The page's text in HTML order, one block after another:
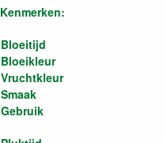
Kenmerken:
Bloeitijd
Bloeikleur
Vruchtkleur
Smaak
Gebruik